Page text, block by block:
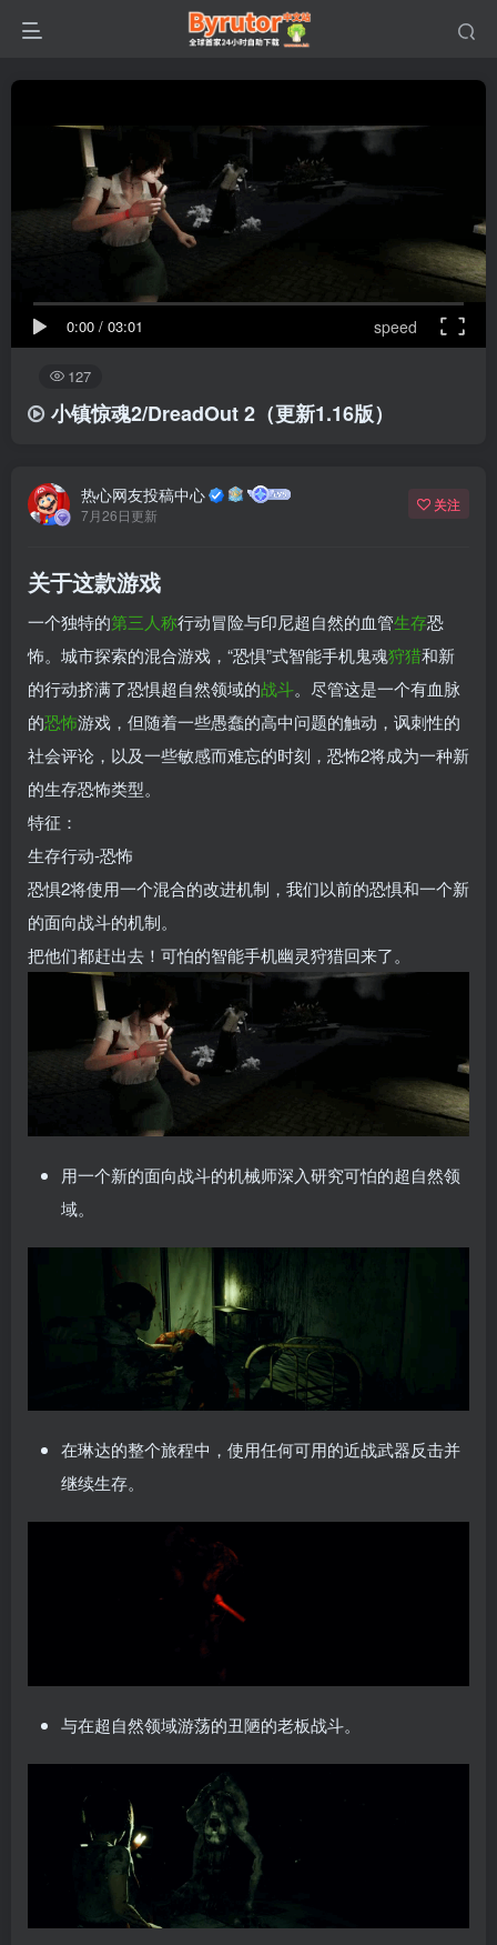
0:00 / 03:01 speed
127
小镇惊魂2/DreadOut 2（更新1.16版）
热心网友投稿中心
7月26日更新
关注
关于这款游戏
一个独特的第三人称行动冒险与印尼超自然的血管生存恐
怖。城市探索的混合游戏，“恐惧”式智能手机鬼魂狩猎和新
的行动挤满了恐惧超自然领域的战斗。尽管这是一个有血脉
的恐怖游戏，但随着一些愚蠢的高中问题的触动，讽刺性的
社会评论，以及一些敏感而难忘的时刻，恐怖2将成为一种新
的生存恐怖类型。
特征：
生存行动-恐怖
恐惧2将使用一个混合的改进机制，我们以前的恐惧和一个新
的面向战斗的机制。
把他们都赶出去！可怕的智能手机幽灵狩猎回来了。
用一个新的面向战斗的机械师深入研究可怕的超自然领
域。
在琳达的整个旅程中，使用任何可用的近战武器反击并
继续生存。
与在超自然领域游荡的丑陋的老板战斗。